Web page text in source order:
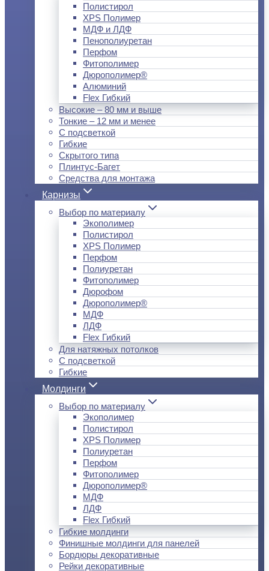
Полистирол
XPS Полимер
МДФ и ЛДФ
Пенополиуретан
Перфом
Фитополимер
Дюрополимер®
Алюминий
Flex Гибкий
Высокие – 80 мм и выше
Тонкие – 12 мм и менее
С подсветкой
Гибкие
Скрытого типа
Плинтус-Багет
Средства для монтажа
Карнизы
Выбор по материалу
Экополимер
Полистирол
XPS Полимер
Перфом
Полиуретан
Фитополимер
Дюрофом
Дюрополимер®
МДФ
ЛДФ
Flex Гибкий
Для натяжных потолков
С подсветкой
Гибкие
Молдинги
Выбор по материалу
Экополимер
Полистирол
XPS Полимер
Полиуретан
Перфом
Фитополимер
Дюрополимер®
МДФ
ЛДФ
Flex Гибкий
Гибкие молдинги
Финишные молдинги для панелей
Бордюры декоративные
Рейки декоративные